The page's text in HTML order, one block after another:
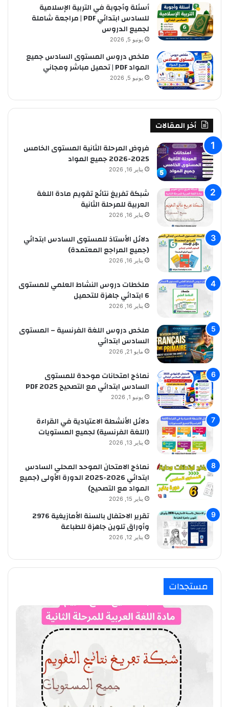
أسئلة وأجوبة في التربية الإسلامية
للسادس ابتدائي PDF | مراجعة شاملة
لجميع الدروس
يونيو 5, 2026
ملخص دروس المستوى السادس جميع
المواد PDF | تحميل مباشر ومجاني
يونيو 5, 2026
أخر المقالات
فروض المرحلة الثانية المستوى الخامس
2025-2026 جميع المواد
يناير 16, 2026
شبكة تفريغ نتائج تقويم مادة اللغة
العربية للمرحلة الثانية
يناير 16, 2026
دلائل الأستاذ للمستوى السادس ابتدائي
(جميع المراجع المعتمدة)
يناير 16, 2026
ملخطات دروس النشاط العلمي للمستوى
6 ابتدائي جاهزة للتحميل
يناير 16, 2026
ملخص دروس اللغة الفرنسية – المستوى
السادس ابتدائي
مايو 21, 2026
نماذج امتحانات موحدة للمستوى
السادس ابتدائي مع التصحيح PDF 2025
يونيو 1, 2026
دلائل الأنشطة الاعتيادية في القراءة
(اللغة الفرنسية) لجميع المستويات
يناير 13, 2026
نماذج الامتحان الموحد المحلي السادس
ابتدائي 2026-2025 الدورة الأولى (جميع
المواد مع التصحيح)
يناير 15, 2026
تقرير الاحتفال بالسنة الأمازيغية 2976
وأوراق تلوين جاهزة للطباعة
يناير 12, 2026
مستجدات